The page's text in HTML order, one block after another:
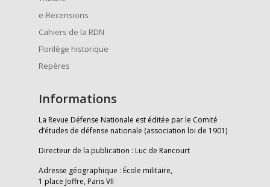
e-Recensions
Cahiers de la RDN
Florilège historique
Repères
Informations
La Revue Défense Nationale est éditée par le Comité
d’études de défense nationale (association loi de 1901)
Directeur de la publication : Luc de Rancourt
Adresse géographique : École militaire,
1 place Joffre, Paris VII